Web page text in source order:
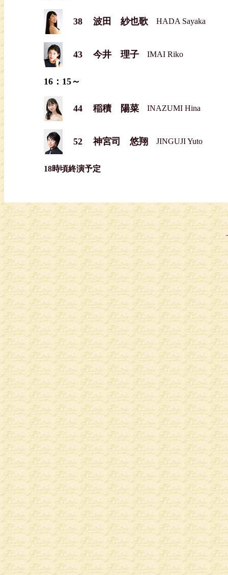
38 波田 紗也歌 HADA Sayaka
43 今井 理子 IMAI Riko
16：15～
44 稲積 陽菜 INAZUMI Hina
52 神宮司 悠翔 JINGUJI Yuto
18時頃終演予定